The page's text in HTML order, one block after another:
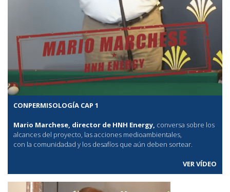
CONPERMISOLOGÍA CAP 1
Mario Marchese, director de HNH Energy, conversa sobre los
alcances del proyecto, las acciones medioambientales,
con la comunidadad y los desafíos que aún deben sortear.
VER VÍDEO